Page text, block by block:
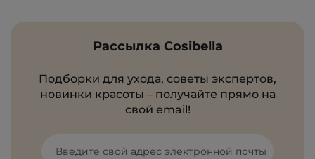
Рассылка Cosibella
Подборки для ухода, советы экспертов,
новинки красоты – получайте прямо на
свой email!
Введите свой адрес электронной почты